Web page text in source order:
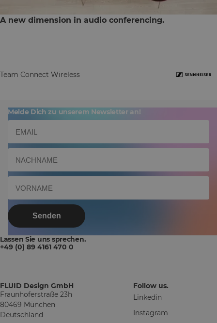
A new dimension in audio conferencing.
Team Connect Wireless
Melde Dich zu unserem Newsletter an!
Senden
Lassen Sie uns sprechen.
+49 (0) 89 4161 470 0
Follow us.
Linkedin
Instagram
FLUID Design GmbH
Fraunhoferstraße 23h
80469 München
Deutschland